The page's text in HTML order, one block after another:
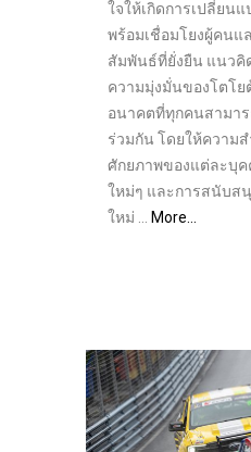
ใจให้เกิดการเปลี่ยน
พร้อมเชื่อมโยงผู้คนแ
สัมพันธ์ที่ยั่งยืน แนวคิ
ความมุ่งมั่นของโตโย
อนาคตที่ทุกคนสามา
ร่วมกัน โดยให้ความ
ศักยภาพของแต่ละบุค
ใหม่ๆ และการสนับส
ใหม่ …
More…